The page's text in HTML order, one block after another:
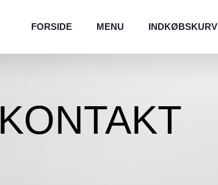
FORSIDE MENU INDKØBSKURV
KONTAKT